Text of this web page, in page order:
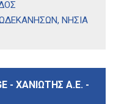
, ΝΗΣΙΑ
- ΧΑΝΙΩΤΗΣ Α.Ε. -